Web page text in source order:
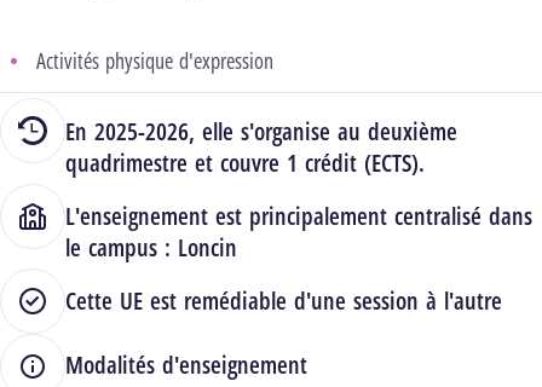
Activités physique d'expression
En 2025-2026, elle s'organise au deuxième
quadrimestre et couvre 1 crédit (ECTS).
L'enseignement est principalement centralisé dans
le campus : Loncin
Cette UE est remédiable d'une session à l'autre
Modalités d'enseignement